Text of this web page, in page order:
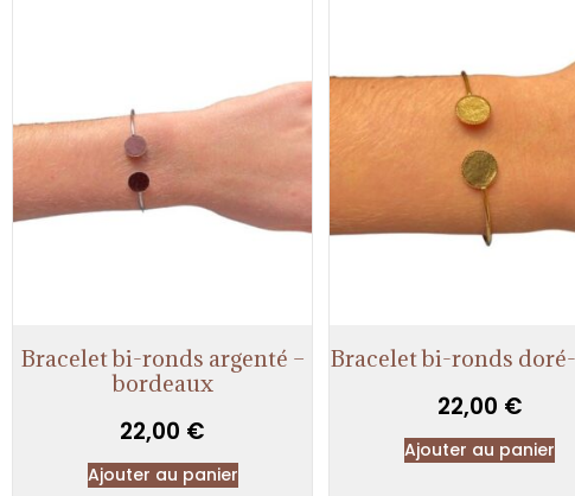
Bracelet bi-ronds argenté –
bordeaux
22,00 €
Ajouter au panier
Bracelet bi-ronds
22,00 €
Ajouter au panier